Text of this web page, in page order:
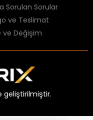
Sorulan Sorular
ve Teslimat
ve Değişim
geliştirilmiştir.